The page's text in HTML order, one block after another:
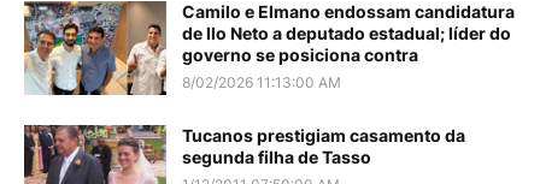
Camilo e Elmano endossam candidatura
de Ilo Neto a deputado estadual; líder do
governo se posiciona contra
8/02/2026 11:13:00 AM
Tucanos prestigiam casamento da
segunda filha de Tasso